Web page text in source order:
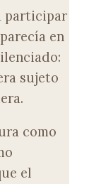
participar
en
sujeto
como
el